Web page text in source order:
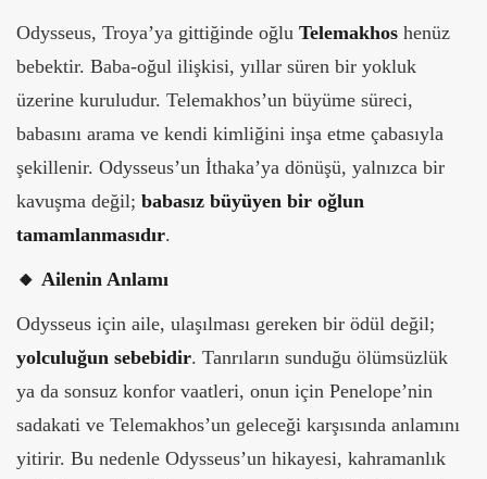
Odysseus, Troya’ya gittiğinde oğlu Telemakhos henüz
bebektir. Baba-oğul ilişkisi, yıllar süren bir yokluk
üzerine kuruludur. Telemakhos’un büyüme süreci,
babasını arama ve kendi kimliğini inşa etme çabasıyla
şekillenir. Odysseus’un İthaka’ya dönüşü, yalnızca bir
kavuşma değil; babasız büyüyen bir oğlun
tamamlanmasıdır.
🔸 Ailenin Anlamı
Odysseus için aile, ulaşılması gereken bir ödül değil;
yolculuğun sebebidir. Tanrıların sunduğu ölümsüzlük
ya da sonsuz konfor vaatleri, onun için Penelope’nin
sadakati ve Telemakhos’un geleceği karşısında anlamını
yitirir. Bu nedenle Odysseus’un hikayesi, kahramanlık